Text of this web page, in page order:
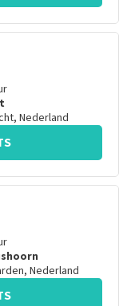
, Nederland
, Nederland